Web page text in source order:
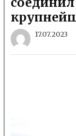
17.07.2023